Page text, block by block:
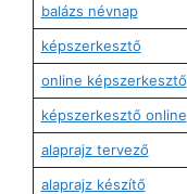
balázs névnap
képszerkesztő
online képszerkesztő
képszerkesztő online
alaprajz tervező
alaprajz készítő